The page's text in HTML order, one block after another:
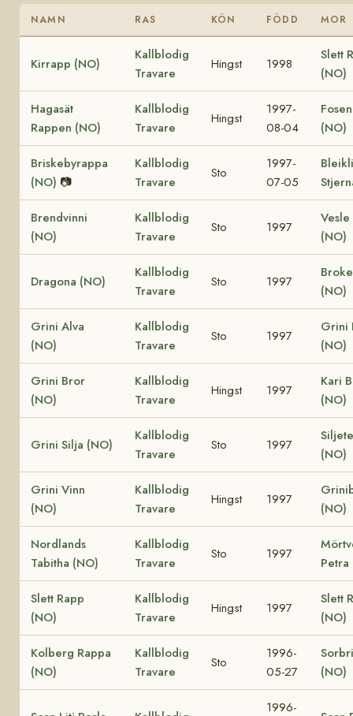
NAMN RAS KÖN FÖDD MOR
Kirrapp (NO)
Kallblodig
Travare
Hingst 1998
Slett
(NO)
Hagasät
Rappen (NO)
Kallblodig
Travare
Hingst
1997-
08-04
(NO)
Briskebyrappa
(NO) 📷
Kallblodig
Travare
Sto
1997-
07-05
Bleikli
Brendvinni
(NO)
Kallblodig
Travare
Sto 1997
(NO)
Dragona (NO)
Kallblodig
Travare
Sto 1997
(NO)
Grini Alva
(NO)
Kallblodig
Travare
Sto 1997
Grini
(NO)
Grini Bror
(NO)
Kallblodig
Travare
Hingst 1997
Kari
(NO)
Grini Silja (NO)
Kallblodig
Travare
Sto 1997
(NO)
Grini Vinn
(NO)
Kallblodig
Travare
Hingst 1997
(NO)
Nordlands
Tabitha (NO)
Kallblodig
Travare
Sto 1997
Petra
Slett Rapp
(NO)
Kallblodig
Travare
Hingst 1997
Slett
(NO)
Kolberg Rappa
(NO)
Kallblodig
Travare
Sto
1996-
05-27
(NO)
1996-